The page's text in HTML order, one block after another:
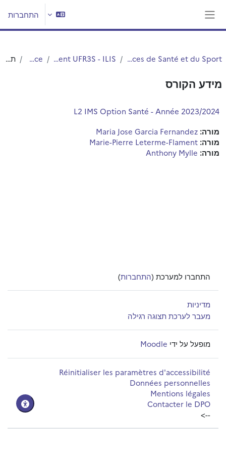
התחברות
UFR3S - Sciences de Santé et du Sport
Département UFR3S - ILIS
Licence תקציר
מידע הקורס
L2 IMS Option Santé - Année 2023/2024
מורה: Maria Jose Garcia Fernandez
מורה: Marie-Pierre Leterme-Flament
מורה: Anthony Mylle
התחברו למערכת (התחברות)
מדיניות
מעבר לערכת תצוגה רגילה
מופעל על ידי Moodle
Réinitialiser les paramètres d'accessibilité
Données personnelles
Mentions légales
Contacter le DPO
-->